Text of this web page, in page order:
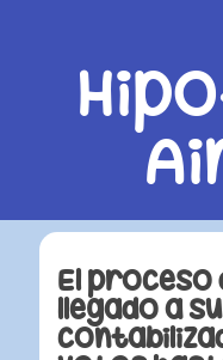
El proceso
llegado a